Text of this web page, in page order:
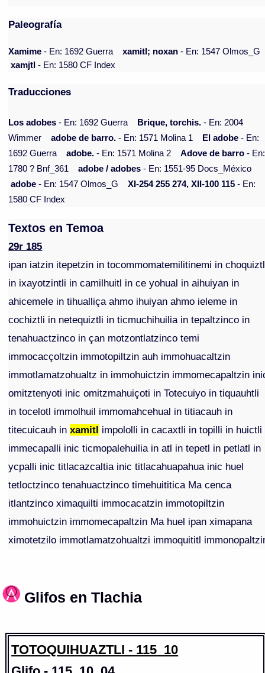
Paleografía
Xamime - En: 1692 Guerra xamitl; noxan - En: 1547 Olmos_G
xamjtl - En: 1580 CF Index
Traducciones
Los adobes - En: 1692 Guerra Brique, torchis. - En: 2004
Wimmer
adobe de barro. - En: 1571 Molina 1 El adobe - En:
1692 Guerra
adobe. - En: 1571 Molina 2 Adove de barro - En:
1780 ? Bnf_361
adobe / adobes - En: 1551-95 Docs_México
adobe - En: 1547 Olmos_G XI-254 255 274, XII-100 115 - En:
1580 CF Index
Textos en Temoa
29r 185
ipan iatzin itepetzin in tocommomatemilitinemi in
in ixayotzintli in camilhuitl in ce yohual in aihuiyan in
ahicemele in tihualliça ahmo ihuiyan ahmo ieleme in
cochiztli in netequiztli in ticmuchihuilia in tepaltzinco in
tenahuactzinco in çan motzontlatzinco temi
immocacçoltzin immotopiltzin auh immohuacaltzin
immotlamatzohualtz in immohuictzin immomecapaltzin
omitztenyoti inic omitzmahuiçoti in Totecuiyo in tiquauhtli
in tocelotl immolhuil immomahcehual in titiacauh in
titecuicauh inxamitl impololli in cacaxtli in topilli in huictli
immecapalli inic ticmopalehuilia in atl in tepetl in petlatl in
ycpalli inic titlacazcaltia inic titlacahuapahua inic huel
tetloctzinco tenahuactzinco timehuititica Ma cenca
itlantzinco ximaquilti immocacatzin immotopiltzin
immohuictzin immomecapaltzin Ma huel ipan ximapana
ximotetzilo immotlamatzohualtzi immoquititl
Glifos en Tlachia
TOTOQUIHUAZTLI - 115_10